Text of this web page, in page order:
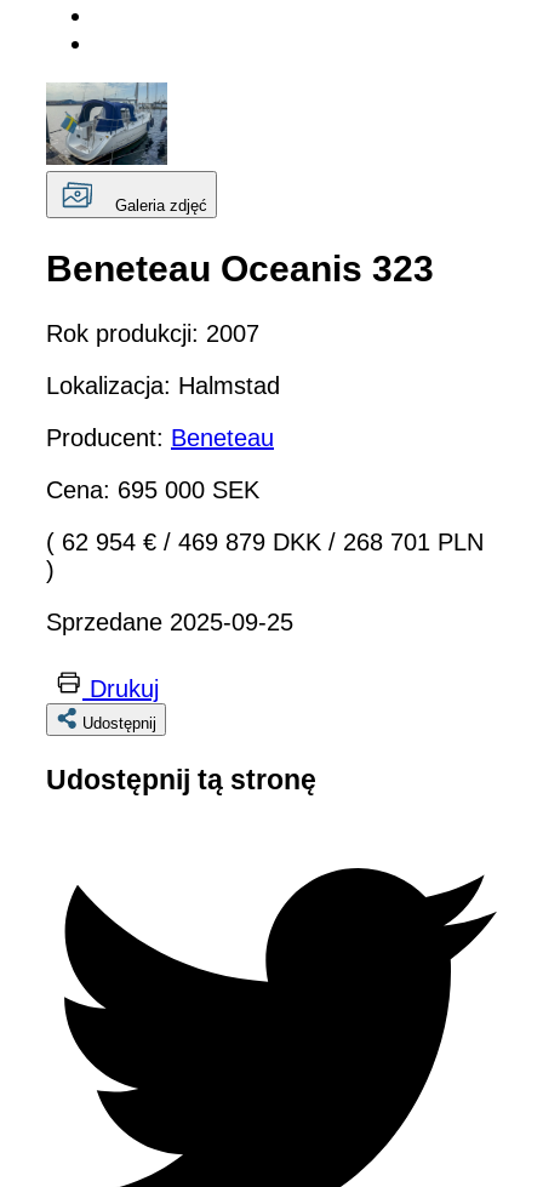
Galeria zdjęć
Beneteau Oceanis 323
Rok produkcji: 2007
Lokalizacja: Halmstad
Producent: Beneteau
Cena: 695 000 SEK
( 62 954 € / 469 879 DKK / 268 701 PLN
)
Sprzedane 2025-09-25
Drukuj
Udostępnij
Udostępnij tą stronę